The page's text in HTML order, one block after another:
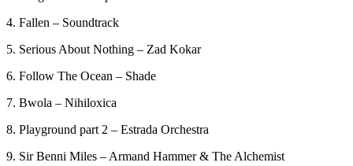
4. Fallen – Soundtrack
5. Serious About Nothing – Zad Kokar
6. Follow The Ocean – Shade
7. Bwola – Nihiloxica
8. Playground part 2 – Estrada Orchestra
9. Sir Benni Miles – Armand Hammer & The Alchemist